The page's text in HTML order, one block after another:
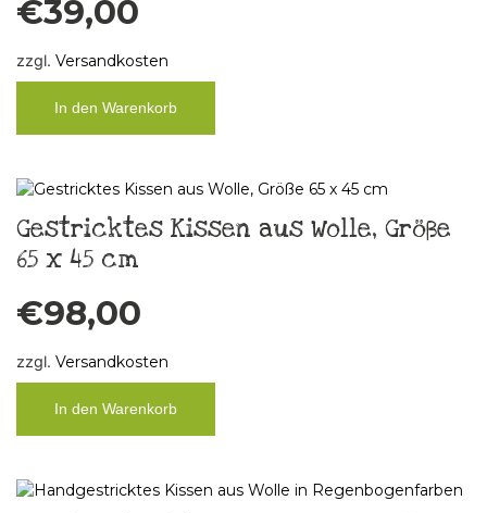
€39,00
zzgl. Versandkosten
In den Warenkorb
Gestricktes Kissen aus Wolle, Größe
65 x 45 cm
€98,00
zzgl. Versandkosten
In den Warenkorb